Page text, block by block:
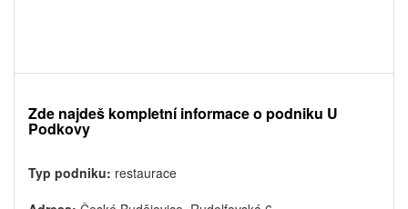
Zde najdeš kompletní informace o podniku U
Podkovy
Typ podniku: restaurace